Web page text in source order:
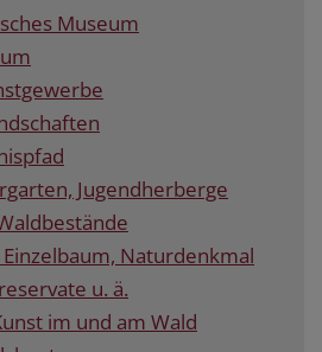
Museum
Jugendherberge
Naturdenkmal
u. ä.
im und am Wald